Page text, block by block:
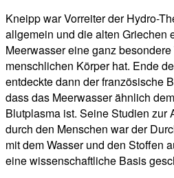
Kneipp war Vorreiter der Hydro-
allgemein und die alten Griechen
Meerwasser eine ganz
menschlichen Körper hat. Ende
entdeckte dann der französische
dass das Meerwasser ähnlich
Blutplasma ist. Seine Studien zur
durch den Menschen war der
mit dem Wasser und den Stoffen
eine wissenschaftliche Basis